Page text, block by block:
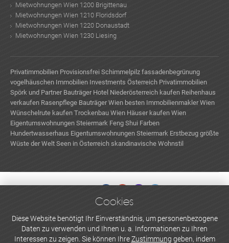
Mietwohnungen Wien 1200 Brigittenau
Mietwohnungen Wien 1210 Floridsdorf
Mietwohnungen Wien 1220 Donaustadt
Mietwohnungen Wien 1230 Liesing
Privatimmobilien Provisionsfrei Schimmelpilz fassadenbegrünung
vogelhäuschen Immobilien Investments Österreich Privatimmobilien
Spörk und Partner Bauträger Hotel Niederösterreich kaufen Reihenhaus
verkaufen Rasenpflege Bauträger Wien besten Immobilienmakler Wien
Wünschelrute kaufen Trockenbau Wien Häuser kaufen Wien
Eigentumswohnungen Steiermark Feng Shui Farben
Hundertwasserhaus Eigentumswohnungen Steiermark Erstbezug größte
Wüste der Welt Seen in Österreich skandinavische Wohnstil
WERBEN UND INSERIEREN
Newsletter abonnieren
Cookies
Diese Website benötigt Ihr Einverständnis, um personenbezogene
Daten zu verwenden und Ihnen u. a. Informationen zu Ihren
Interessen zu zeigen. Sie können IhreZustimmung geben, indem